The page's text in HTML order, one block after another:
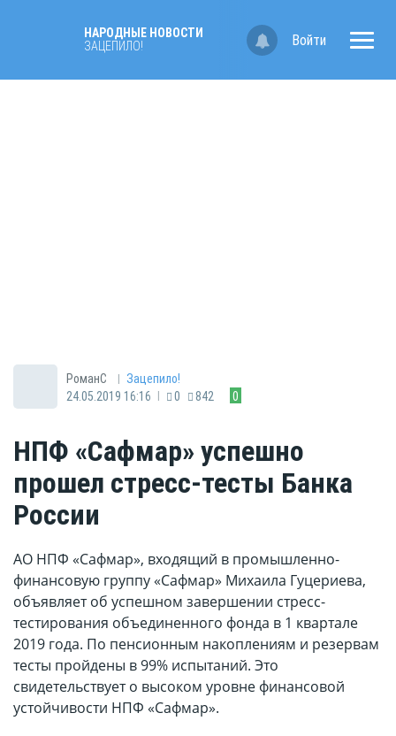
НАРОДНЫЕ НОВОСТИ
ЗАЦЕПИЛО!
Войти
РоманС | Зацепило!
24.05.2019 16:16 | 0 842 0
НПФ «Сафмар» успешно
прошел стресс-тесты Банка
России
АО НПФ «Сафмар», входящий в промышленно-
финансовую группу «Сафмар» Михаила Гуцериева,
объявляет об успешном завершении стресс-
тестирования объединенного фонда в 1 квартале
2019 года. По пенсионным накоплениям и резервам
тесты пройдены в 99% испытаний. Это
свидетельствует о высоком уровне финансовой
устойчивости НПФ «Сафмар».